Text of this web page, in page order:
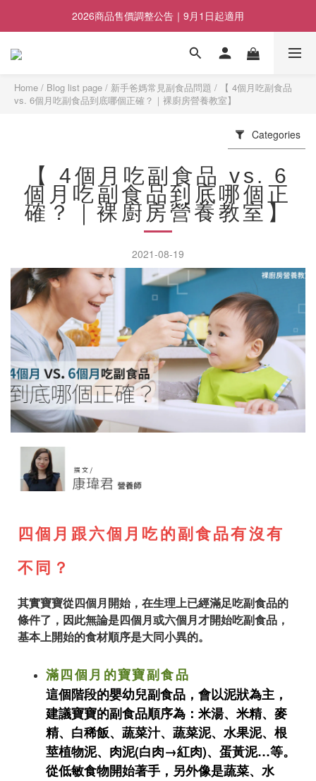
2026商品售價調整公告｜9月1日起適用
2026商品售價調整公告｜9月1日起適用
即日起至8/23暑假檔期優惠活動
2026商品售價調整公告｜9月1日起適用
Home / Blog list page / 新手爸媽常見副食品問題 /
【 4個月吃副食品
vs. 6個月吃副食品到底哪個正確？｜裸廚房營養教室】
Categories
【 4個月吃副食品 vs. 6
個月吃副食品到底哪個正
確？｜裸廚房營養教室】
2021-08-19
四個月跟六個月吃的副食品有沒有
不同？
其實寶寶從四個月開始，在生理上已經滿足吃副食品的
條件了，因此無論是四個月或六個月才開始吃副食品，
基本上開始的食材順序是大同小異的。
滿四個月的寶寶副食品
這個階段的嬰幼兒副食品，會以泥狀為主，
建議寶寶的副食品順序為：米湯、米精、麥
精、白稀飯、蔬菜汁、蔬菜泥、水果泥、根
莖植物泥、肉泥(白肉→紅肉)、蛋黃泥…等。
從低敏食物開始著手，另外像是蔬菜、水